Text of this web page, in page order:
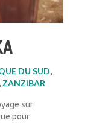
DU SUD,
,ZANZIBAR
sur
pour